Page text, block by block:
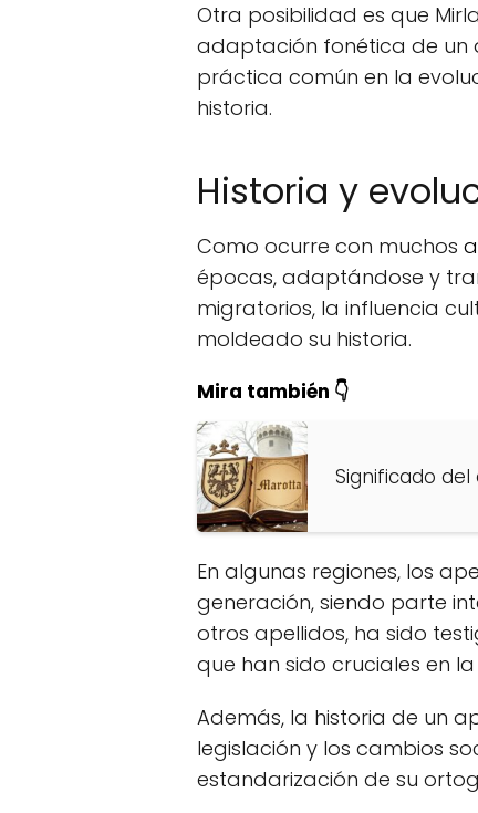
Otra posibilidad es que
adaptación fonética de un
práctica común en la
historia.
Historia y
Como ocurre con muchos
épocas, adaptándose y
migratorios, la influencia
moldeado su historia.
Mira también 👇
Significado
En algunas regiones, los
generación, siendo parte
otros apellidos, ha sido
que han sido cruciales en
Además, la historia de un
legislación y los cambios
estandarización de su